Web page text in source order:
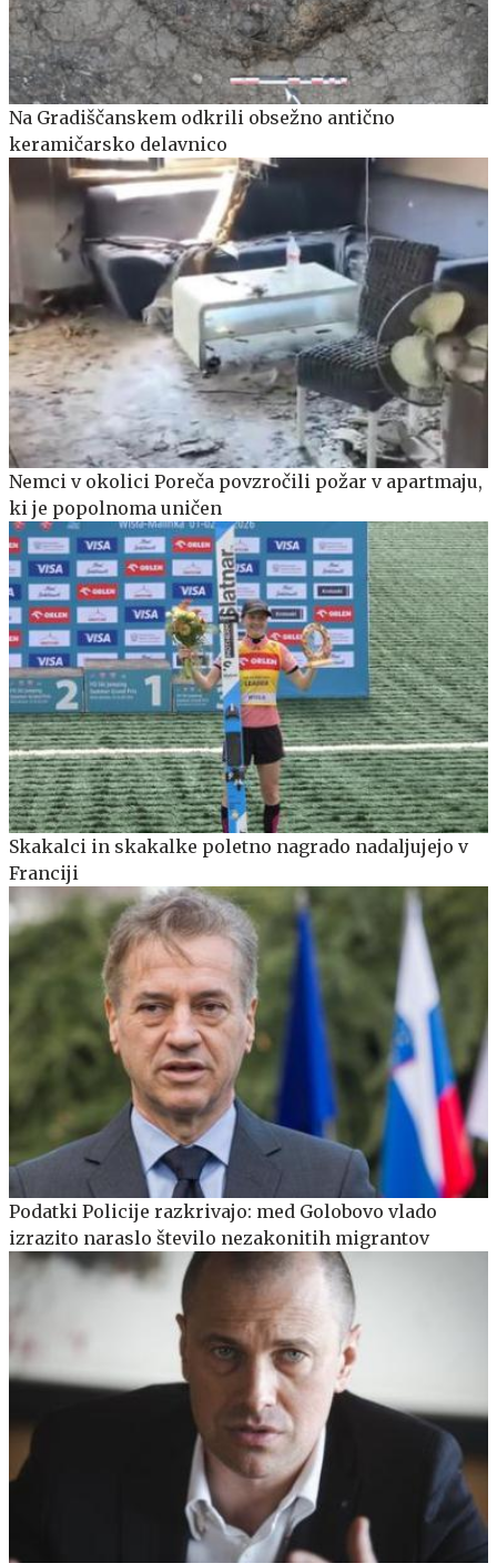
Na Gradiščanskem odkrili obsežno antično
keramičarsko delavnico
Nemci v okolici Poreča povzročili požar v apartmaju,
ki je popolnoma uničen
Skakalci in skakalke poletno nagrado nadaljujejo v
Franciji
Podatki Policije razkrivajo: med Golobovo vlado
izrazito naraslo število nezakonitih migrantov